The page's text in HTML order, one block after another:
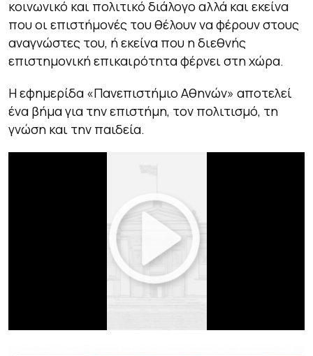
κοινωνικό και πολιτικό διάλογο αλλά και εκείνα
που οι επιστήμονές του θέλουν να φέρουν στους
αναγνώστες του, ή εκείνα που η διεθνής
επιστημονική επικαιρότητα φέρνει στη χώρα.
Η εφημερίδα «Πανεπιστήμιο Αθηνών» αποτελεί
ένα βήμα για την επιστήμη, τον πολιτισμό, τη
γνώση και την παιδεία.